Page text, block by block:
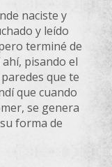
naciste y
y leído
terminé de
pisando el
que te
que cuando
se genera
forma de